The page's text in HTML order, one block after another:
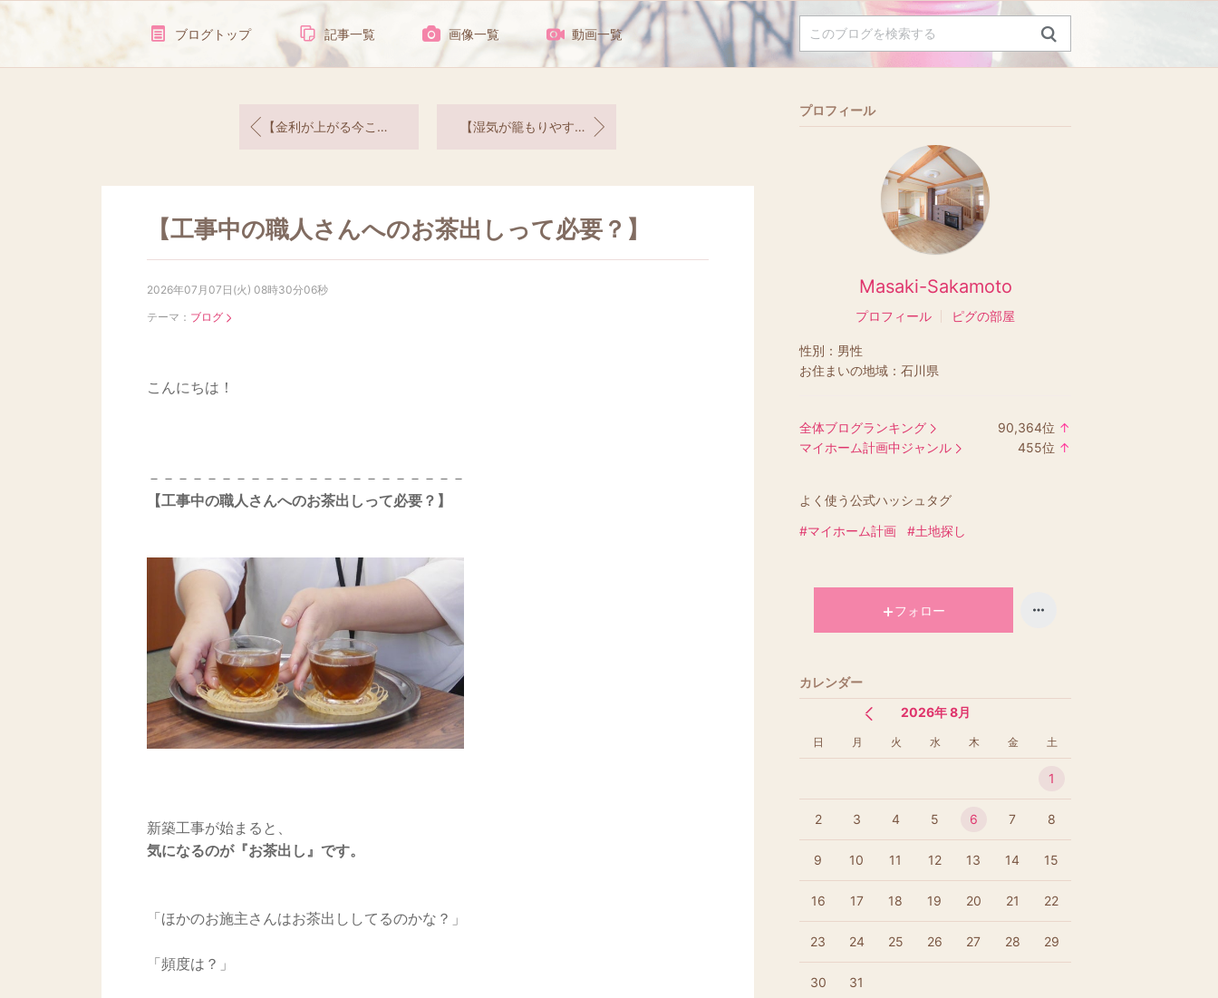
ブログトップ 記事一覧 画像一覧 動画一覧
【金利が上がる今こそ新築する理由を明確に！】 【湿気が籠もりやすい押入れのリスクは？】
【工事中の職人さんへのお茶出しって必要？】
2026年07月07日(火) 08時30分06秒
テーマ： ブログ
こんにちは！
－－－－－－－－－－－－－－－－－－－－－－
【工事中の職人さんへのお茶出しって必要？】
新築工事が始まると、
気になるのが『お茶出し』です。
「ほかのお施主さんはお茶出ししてるのかな？」
「頻度は？」
プロフィール
Masaki-Sakamoto
プロフィール ピグの部屋
性別： 男性
お住まいの地域： 石川県
全体ブログランキング 90,364位 ↑
マイホーム計画中ジャンル 455位 ↑
よく使う公式ハッシュタグ
#マイホーム計画 #土地探し
フォロー
カレンダー
2026年 8月
日 月 火 水 木 金 土
1
2 3 4 5 6 7 8
9 10 11 12 13 14 15
16 17 18 19 20 21 22
23 24 25 26 27 28 29
30 31